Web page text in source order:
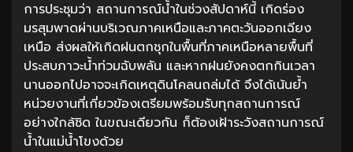
การประชุมว่า สถานการณ์น้ำในช่วงสัปดาห์นี้ เกิดร่อง
มรสุมพาดผ่านบริเวณภาคเหนือและภาคตะวันออกเฉียง
เหนือ ส่งผลให้เกิดฝนตกชุกในพื้นที่ภาคเหนือหลายพื้นที่
ประสบภาวะน้ำท่วมฉับพลัน และหากฝนยังคงตกกินเวลา
นานออกไปอาจจะเกิดเหตุดินโคลนถล่มได้ จึงได้เน้นย้ำ
หน่วยงานที่เกี่ยวข้องเตรียมพร้อมรับทุกสถานการณ์
อย่างใกล้ชิด ในขณะเดียวกัน ก็ต้องเฝ้าระวังสถานการณ์
น้ำในแม่น้ำโขงด้วย